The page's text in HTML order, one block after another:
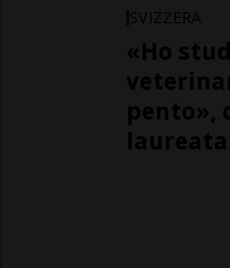
SVIZZERA
«Ho
pento»,